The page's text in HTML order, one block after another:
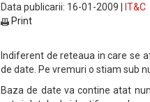
Data publicarii: 16-01-2009 |
IT&C
Print
Indiferent de reteaua in care se
de date. Pe vremuri o stiam sub
Baza de date va contine atat